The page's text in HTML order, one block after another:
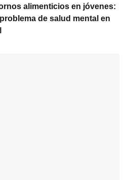
alimenticios en jóvenes:
de salud mental en